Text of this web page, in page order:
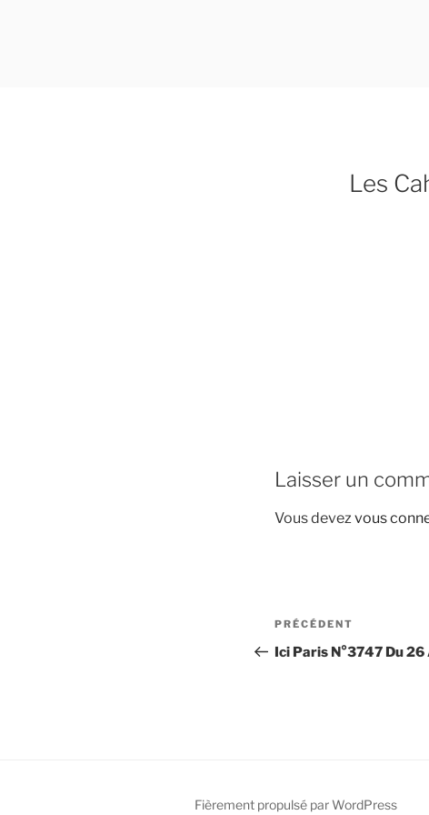
Les
Laisser un
Vous devezvous
Navigation
de
Article
précédent
PRÉCÉDENT
Ici Paris N°3747 Du
Fièrement propulsé par WordPress